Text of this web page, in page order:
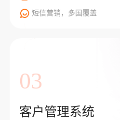
短信营销，多国覆盖
03
客户管理系统